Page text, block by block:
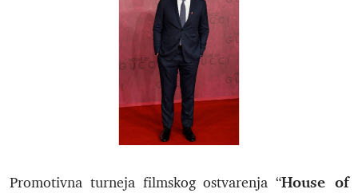
Promotivna turneja filmskog ostvarenja “House of